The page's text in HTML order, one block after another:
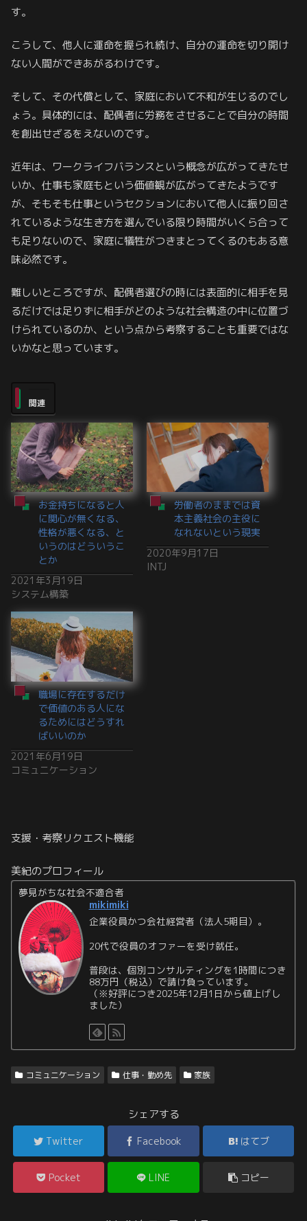
す。
こうして、他人に運命を握られ続け、自分の運命を切り開け
ない人間ができあがるわけです。
そして、その代償として、家庭において不和が生じるのでし
ょう。具体的には、配偶者に労務をさせることで自分の時間
を創出せざるをえないのです。
近年は、ワークライフバランスという概念が広がってきたせ
いか、仕事も家庭もという価値観が広がってきたようです
が、そもそも仕事というセクションにおいて他人に振り回さ
れているような生き方を選んでいる限り時間がいくら合って
も足りないので、家庭に犠牲がつきまとってくるのもある意
味必然です。
難しいところですが、配偶者選びの時には表面的に相手を見
るだけでは足りずに相手がどのような社会構造の中に位置づ
けられているのか、という点から考察することも重要ではな
いかなと思っています。
関連
お金持ちになると人
に関心が無くなる、
性格が悪くなる、と
いうのはどういうこ
とか
2021年3月19日
システム構築
労働者のままでは資
本主義社会の主役に
なれないという現実
2020年9月17日
INTJ
職場に存在するだけ
で価値のある人にな
るためにはどうすれ
ばいいのか
2021年6月19日
コミュニケーション
支援・考察リクエスト機能
美紀のプロフィール
夢見がちな社会不適合者
mikimiki
企業役員かつ会社経営者（法人5期目）。
20代で役員のオファーを受け就任。
普段は、個別コンサルティングを1時間につき
88万円（税込）で請け負っています。
（※好評につき2025年12月1日から値上げし
ました）
コミュニケーション 仕事・勤め先 家族
シェアする
Twitter Facebook はてブ
Pocket LINE コピー